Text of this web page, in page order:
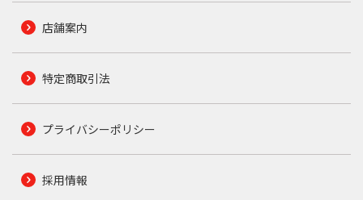
店舗案内
特定商取引法
プライバシーポリシー
採用情報